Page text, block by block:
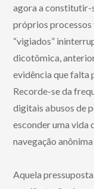
agora a constitutir-
próprios
“vigiados”
dicotômica,
evidência que falta
Recorde-se da
digitais abusos de
esconder uma vida
navegação
Aquela